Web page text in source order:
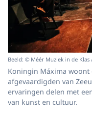
Beeld: © Méér Muziek in de Klas
Koningin Máxima
afgevaardigden van
ervaringen delen met
van kunst en cultuur.